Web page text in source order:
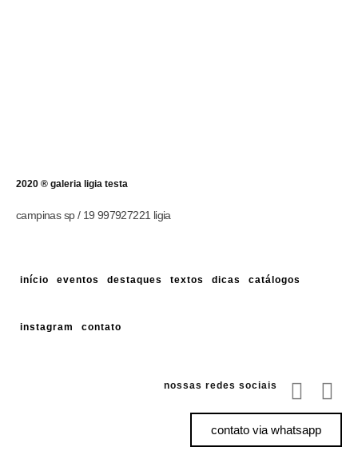
2020 ® galeria ligia testa
campinas sp / 19 997927221 ligia
início eventos destaques textos dicas catálogos
instagram contato
nossas redes sociais
contato via whatsapp